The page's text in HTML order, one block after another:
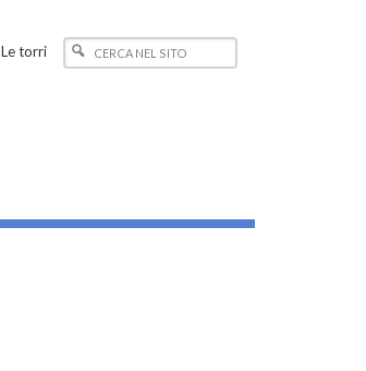
Le torri